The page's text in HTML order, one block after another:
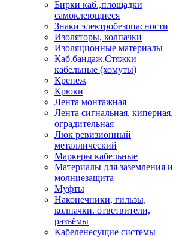
Бирки каб.,площадки
самоклеющиеся
Знаки электробезопасности
Изоляторы, колпачки
Изоляционные материалы
Каб.бандаж.Стяжки
кабельные (хомуты)
Крепеж
Крюки
Лента монтажная
Лента сигнальная, киперная,
оградительная
Люк ревизионный
металлический
Маркеры кабельные
Материалы для заземления и
молниезащита
Муфты
Наконечники, гильзы,
колпачки. ответвители,
разъёмы
Кабеленесущие системы